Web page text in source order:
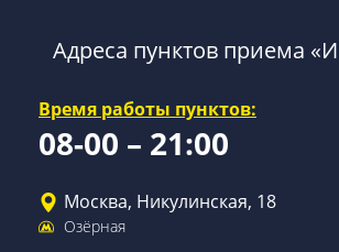
Адреса пунктов приема
Время работы пунктов:
08-00 – 21:00
Москва, Никулинская, 18
Озёрная